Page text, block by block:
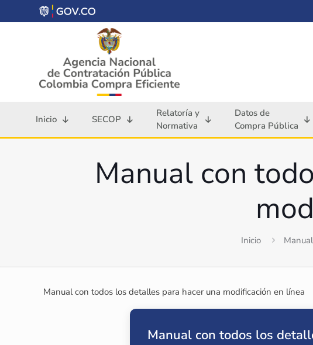
Inicio SECOP
Relatoría y
Normativa
Datos de
Compra Pública
Manual con
Inicio
Manual con todos los detalles para hacer una modificación en línea
Manual con todos los